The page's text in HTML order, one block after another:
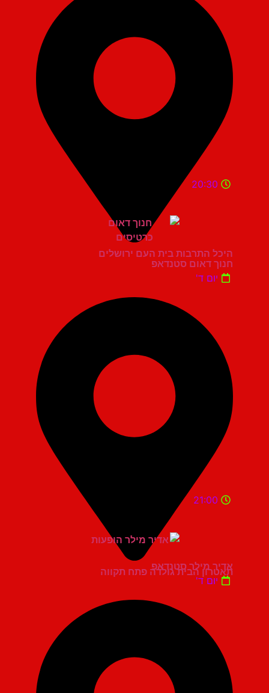
היכל התרבות בית העם ירושלים
20:30
חנוך דאום סטנדאפ
יום ד'
תאטרון הבית גולדה פתח תקווה
21:00
אדיר מילר סטנדאפ
יום ד'